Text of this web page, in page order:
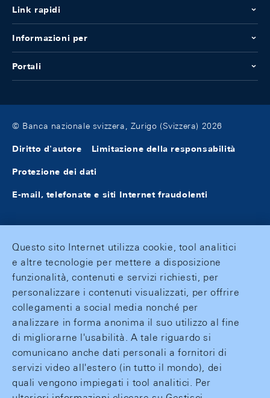
Link rapidi
Informazioni per
Portali
© Banca nazionale svizzera, Zurigo (Svizzera) 2026
Diritto d'autore Limitazione della responsabilità
Protezione dei dati
E-mail, telefonate e siti Internet fraudolenti
Questo sito Internet utilizza cookie, tool analitici
e altre tecnologie per mettere a disposizione
funzionalità, contenuti e servizi richiesti, per
personalizzare i contenuti visualizzati, per offrire
collegamenti a social media nonché per
analizzare in forma anonima il suo utilizzo al fine
di migliorarne l'usabilità. A tale riguardo si
comunicano anche dati personali a fornitori di
servizi video all'estero (in tutto il mondo), dei
quali vengono impiegati i tool analitici. Per